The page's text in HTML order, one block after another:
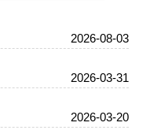
2026-08-03
2026-03-31
2026-03-20